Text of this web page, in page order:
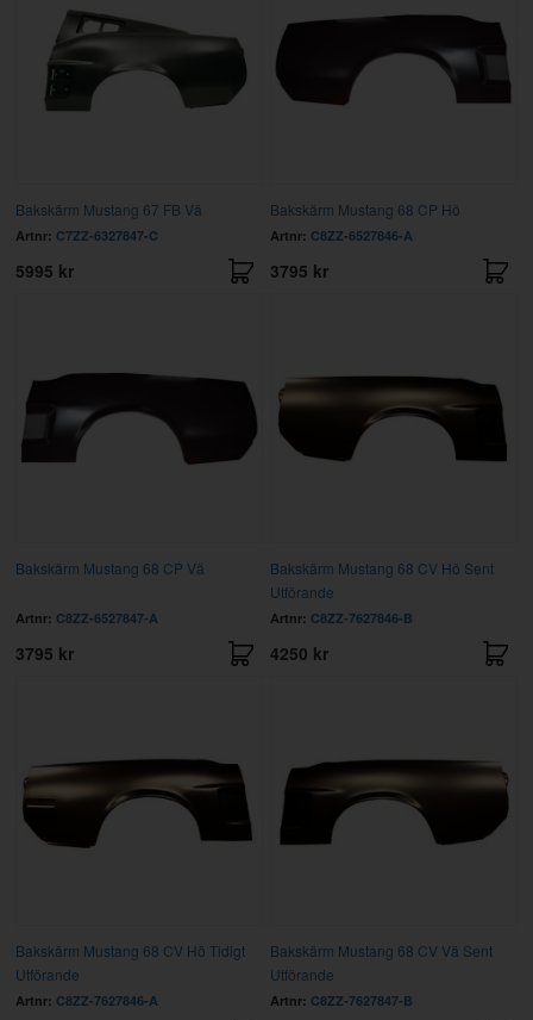
Bakskärm Mustang 67 FB Vä
Artnr: C7ZZ-6327847-C
5995 kr
Bakskärm Mustang 68 CP Hö
Artnr: C8ZZ-6527846-A
3795 kr
Bakskärm Mustang 68 CP Vä
Artnr: C8ZZ-6527847-A
3795 kr
Bakskärm Mustang 68 CV Hö Sent
Utförande
Artnr: C8ZZ-7627846-B
4250 kr
Bakskärm Mustang 68 CV Hö Tidigt
Utförande
Artnr: C8ZZ-7627846-A
Bakskärm Mustang 68 CV Vä Sent
Utförande
Artnr: C8ZZ-7627847-B